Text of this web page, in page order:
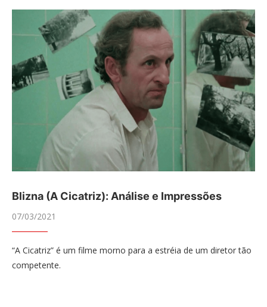
Blizna (A Cicatriz): Análise e Impressões
07/03/2021
“A Cicatriz” é um filme morno para a estréia de um diretor tão
competente.